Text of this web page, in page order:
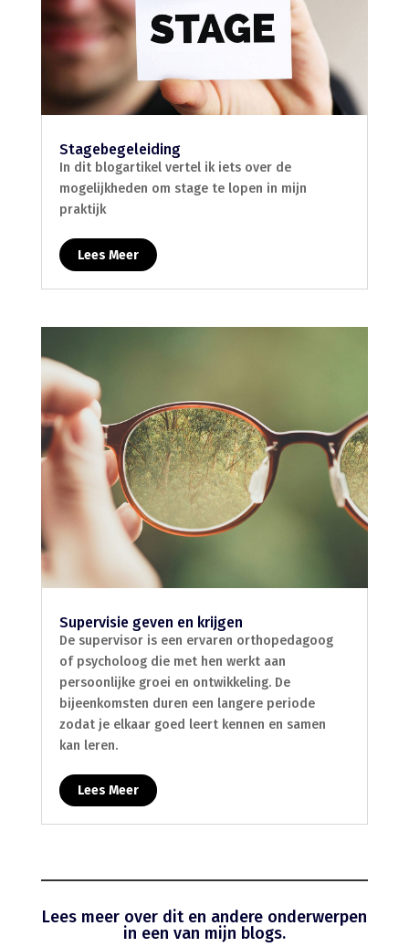
Stagebegeleiding
In dit blogartikel vertel ik iets over de
mogelijkheden om stage te lopen in mijn
praktijk
Lees Meer
Supervisie geven en krijgen
De supervisor is een ervaren orthopedagoog
of psycholoog die met hen werkt aan
persoonlijke groei en ontwikkeling. De
bijeenkomsten duren een langere periode
zodat je elkaar goed leert kennen en samen
kan leren.
Lees Meer
Lees meer over dit en andere onderwerpen
in een van mijn blogs.